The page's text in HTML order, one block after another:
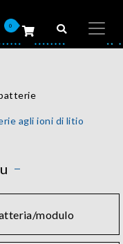
0
agli ioni di litio
modulo